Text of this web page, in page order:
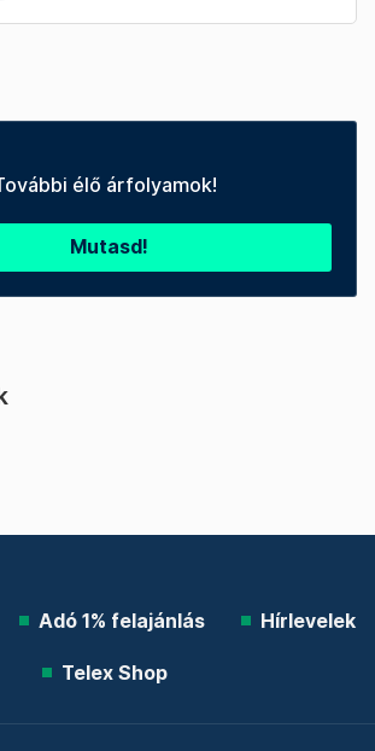
élő árfolyamok!
Mutasd!
Adó 1% felajánlás Hírlevelek
Telex Shop